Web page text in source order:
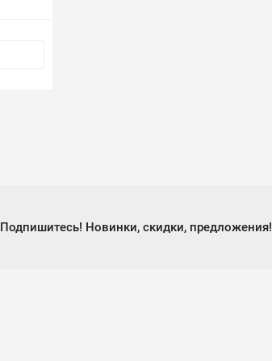
Подпишитесь! Новинки, скидки, предложения!